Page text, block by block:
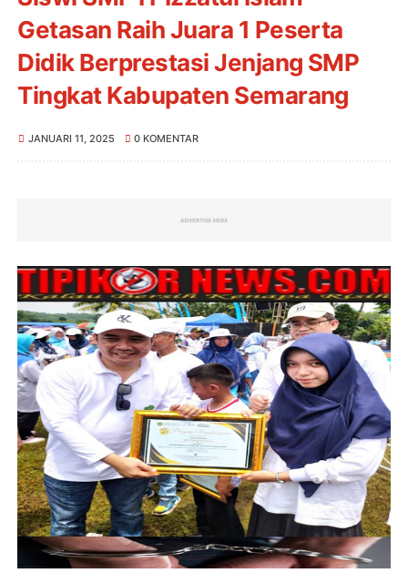
Getasan Raih Juara 1 Peserta
Didik Berprestasi Jenjang SMP
Tingkat Kabupaten Semarang
JANUARI 11, 2025 0 KOMENTAR